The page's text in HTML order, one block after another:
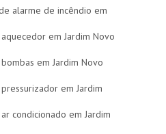
alarme de incêndio em
em Jardim Novo
em Jardim Novo
em Jardim
condicionado em Jardim